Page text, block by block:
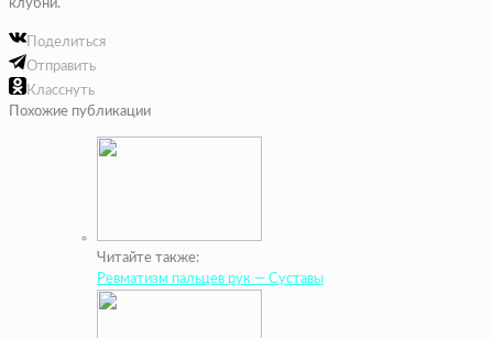
клубни.
Поделиться
Отправить
Класснуть
Похожие публикации
Читайте также:
Ревматизм пальцев рук — Суставы